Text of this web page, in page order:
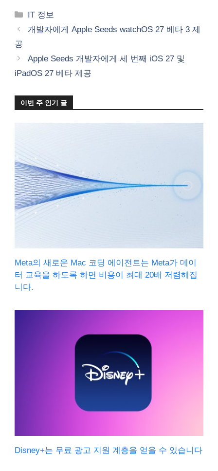
카
테
IT 정보
개발자에게 Apple Seeds watchOS 27 베타 3 제
공
Apple Seeds 개발자에게 세 번째 iOS 27 및
iPadOS 27 베타 제공
이번 주 인기 글
Meta의 새로운 Mac 코딩 에이전트는 Meta가 데이
터 교육을 하도록 하면 비용이 최대 20배 저렴해집
니다.
Disney+는 무료 광고 지원 계층을 얻을 수 있습니다